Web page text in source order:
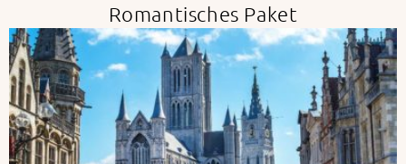
Romantisches Paket